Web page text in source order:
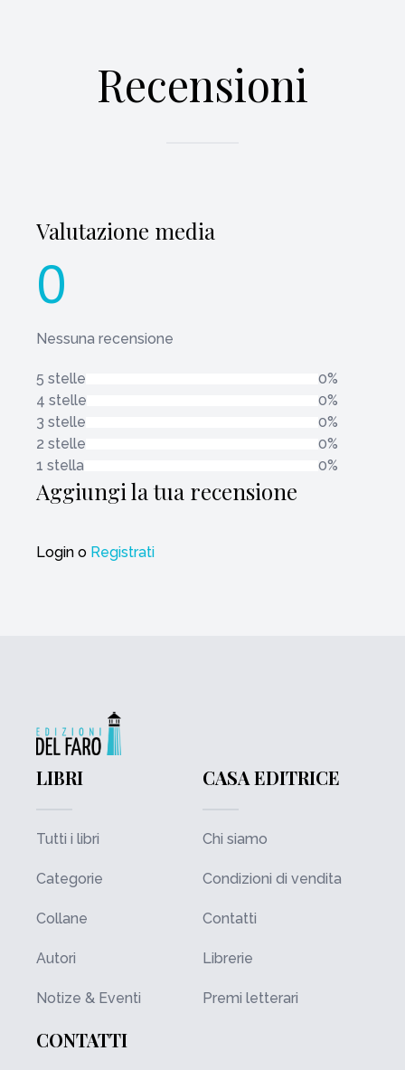
Recensioni
Valutazione media
0
Nessuna recensione
5 stelle
0%
4 stelle
0%
3 stelle
0%
2 stelle
0%
1 stella
0%
Aggiungi la tua recensione
Login o Registrati
LIBRI
Tutti i libri
Categorie
Collane
Autori
Notize & Eventi
CASA EDITRICE
Chi siamo
Condizioni di vendita
Contatti
Librerie
Premi letterari
CONTATTI